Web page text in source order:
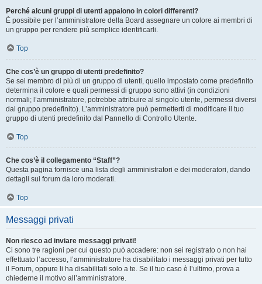
Perché alcuni gruppi di utenti appaiono in colori differenti?
È possibile per l’amministratore della Board assegnare un colore ai membri di
un gruppo per rendere più semplice identificarli.
Top
Che cos’è un gruppo di utenti predefinito?
Se sei membro di più di un gruppo di utenti, quello impostato come predefinito
determina il colore e quali permessi di gruppo sono attivi (in condizioni
normali; l’amministratore, potrebbe attribuire al singolo utente, permessi diversi
dal gruppo predefinito). L’amministratore può permetterti di modificare il tuo
gruppo di utenti predefinito dal Pannello di Controllo Utente.
Top
Che cos’è il collegamento “Staff”?
Questa pagina fornisce una lista degli amministratori e dei moderatori, dando
dettagli sui forum da loro moderati.
Top
Messaggi privati
Non riesco ad inviare messaggi privati!
Ci sono tre ragioni per cui questo può accadere: non sei registrato o non hai
effettuato l’accesso, l’amministratore ha disabilitato i messaggi privati per tutto
il Forum, oppure li ha disabilitati solo a te. Se il tuo caso è l’ultimo, prova a
chiederne il motivo all’amministratore.